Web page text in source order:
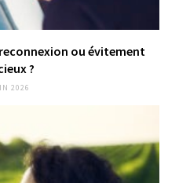
ou évitement
?
2026